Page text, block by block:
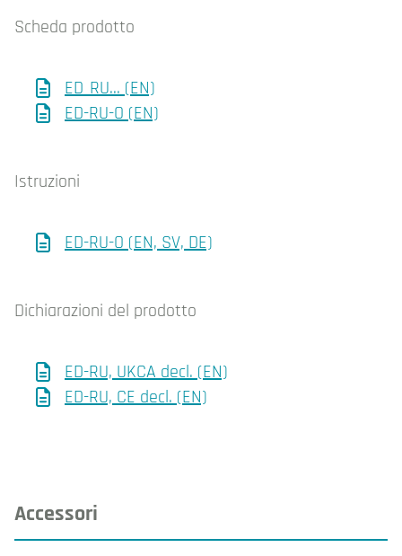
Scheda prodotto
ED_RU... (EN)
ED-RU-O (EN)
Istruzioni
ED-RU-O (EN, SV, DE)
Dichiarazioni del prodotto
ED-RU, UKCA decl. (EN)
ED-RU, CE decl. (EN)
Accessori